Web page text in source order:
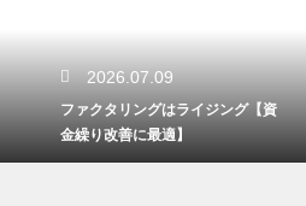
2026.07.09
ファクタリングはライジング【資
金繰り改善に最適】